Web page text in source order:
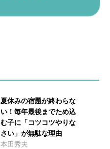
夏休みの宿題が終わらな
い！毎年最後までため込
む子に「コツコツやりな
さい」が無駄な理由
本田秀夫